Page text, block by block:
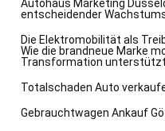
Autohaus Marketing
entscheidender
Die Elektromobilität als
Wie die brandneue Marke
Transformation unterstützt
Totalschaden Auto
Gebrauchtwagen Ankauf